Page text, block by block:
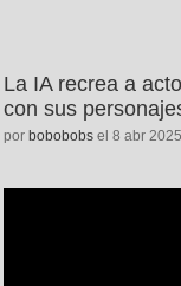
La IA recrea a
con sus
por bobobobs el 8 abr